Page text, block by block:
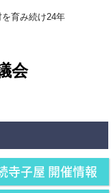
を育み続け24年
会
寺子屋 開催情報